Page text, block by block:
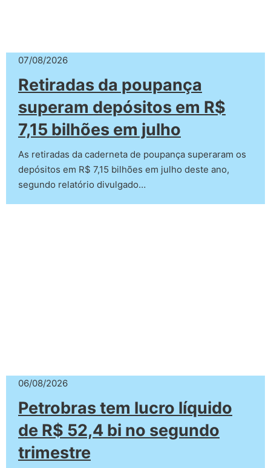
07/08/2026
Retiradas da poupança
superam depósitos em R$
7,15 bilhões em julho
As retiradas da caderneta de poupança superaram os
depósitos em R$ 7,15 bilhões em julho deste ano,
segundo relatório divulgado…
06/08/2026
Petrobras tem lucro líquido
de R$ 52,4 bi no segundo
trimestre